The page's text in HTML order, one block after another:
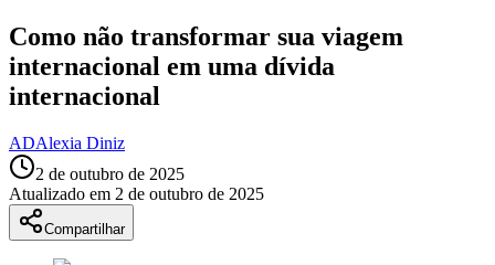
Como não transformar sua viagem
internacional em uma dívida
internacional
ADAlexia Diniz
2 de outubro de 2025
Atualizado em 2 de outubro de 2025
Compartilhar